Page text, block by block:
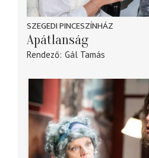
SZEGEDI PINCESZÍNHÁZ
Apátlanság
Rendező Gál Tamás